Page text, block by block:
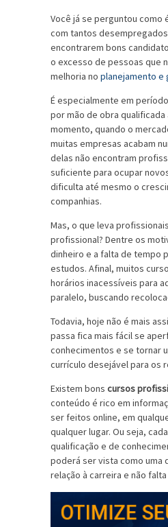
Você já se perguntou como
com tantos
encontrarem bons
o excesso de pessoas que
melhoria no planejamento e
É especialmente em
por mão de obra qualificada
momento, quando o
muitas empresas acabam
delas não encontram
suficiente para ocupar
dificulta até mesmo o
companhias.
Mas, o que leva
profissional? Dentre os
dinheiro e a falta de tempo
estudos. Afinal, muitos
horários inacessíveis para
paralelo, buscando
Todavia, hoje não é mais
passa fica mais fácil se
conhecimentos e se tornar
currículo desejável para os
Existem bons cursos
conteúdo é rico em
ser feitos online, em
qualquer lugar. Ou seja,
qualificação e de
poderá ser vista como uma
relação à carreira e não